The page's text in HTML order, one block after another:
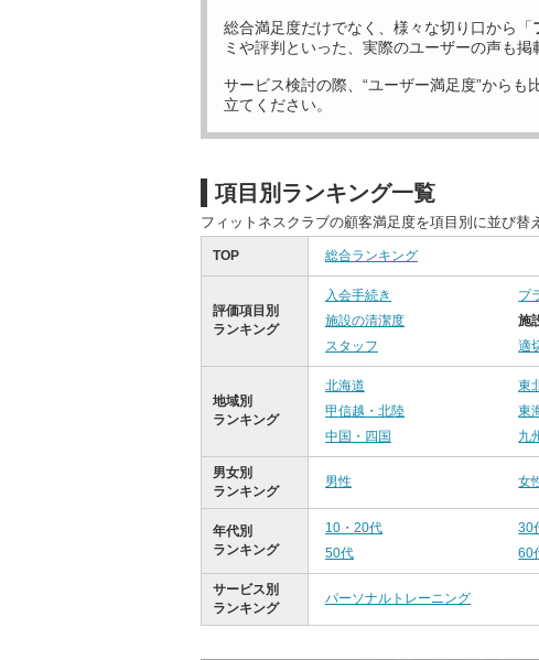
総合満足度だけでなく、様々な切り口から「
ミや評判といった、実際のユーザーの声も掲
サービス検討の際、“ユーザー満足度”からも
立てください。
項目別ランキング一覧
フィットネスクラブの顧客満足度を項目別に並び替
TOP 総合ランキング
評価項目別
ランキング
入会手続き プ
施設の清潔度
施
スタッフ
適
地域別
ランキング
北海道 東
甲信越・北陸
東
中国・四国
九
男女別
ランキング
男性 女
年代別
ランキング
10・20代 30
50代
60
サービス別
ランキング
パーソナルトレーニング